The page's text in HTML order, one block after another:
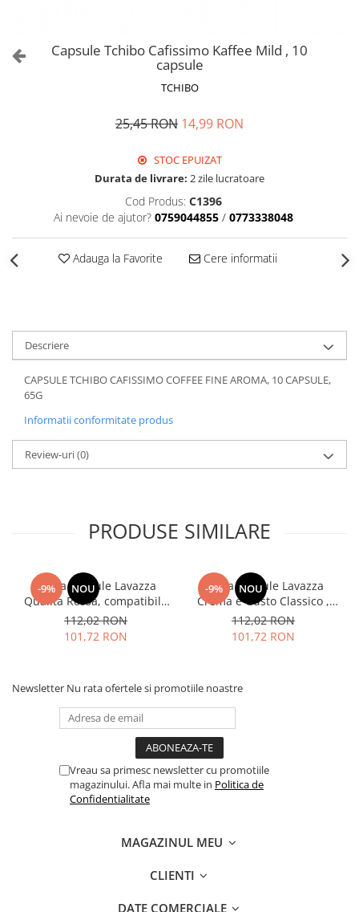
Capsule Tchibo Cafissimo Kaffee Mild , 10
capsule
TCHIBO
25,45 RON 14,99 RON
STOC EPUIZAT
Durata de livrare: 2 zile lucratoare
Cod Produs: C1396
Ai nevoie de ajutor? 0759044855 / 0773338048
Adauga la Favorite Cere informatii
Descriere
CAPSULE TCHIBO CAFISSIMO COFFEE FINE AROMA, 10 CAPSULE,
65G
Informatii conformitate produs
Review-uri(0)
PRODUSE SIMILARE
-9% NOU
Cafea capsule Lavazza
Qualita Rossa, compatibile
Nespresso, 80 buc
112,02 RON
101,72 RON
-9% NOU
Cafea capsule Lavazza
Crema e Gusto Classico ,
compatibile Nespresso, 80
buc
112,02 RON
101,72 RON
Newsletter Nu rata ofertele si promotiile noastre
Vreau sa primesc newsletter cu promotiile
magazinului. Afla mai multe in Politica de
Confidentialitate
MAGAZINUL MEU
CLIENTI
DATE COMERCIALE